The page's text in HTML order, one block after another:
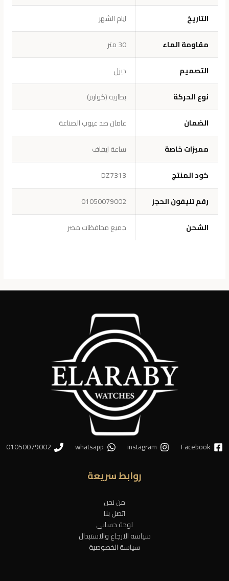
التاريخ
ايام الشهر
مقاومة الماء
30 متر
التصميم
ديزل
نوع الحركة
بطارية (كوارتز)
الضمان
عامان ضد عيوب الصناعة
مميزات خاصة
ساعة ايقاف
كود المنتج
DZ7313
رقم تليفون الحجز
01050079002
الشحن
جميع محافظات مصر
Facebook
instagram
whatsapp
01050079002
روابط سريعة
من نحن
اتصل بنا
لوحة حسابي
سياسة الارجاع والاستبدال
سياسة الخصوصية